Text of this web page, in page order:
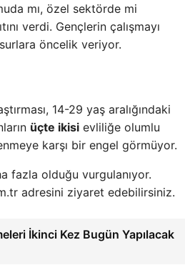
mı, özel sektörde mi
verdi. Gençlerin çalışmayı
öncelik veriyor.
14-29 yaş aralığındaki
üçte ikisi evliliğe olumlu
karşı bir engel görmüyor.
fazla olduğu vurgulanıyor.
adresini ziyaret edebilirsiniz.
İkinci Kez Bugün Yapılacak